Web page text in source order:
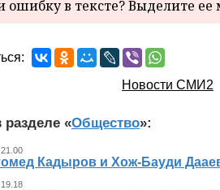
в тексте? Выделите
Новости СМИ2
разделе «Общество»:
Кадыров и Хож-Бауди